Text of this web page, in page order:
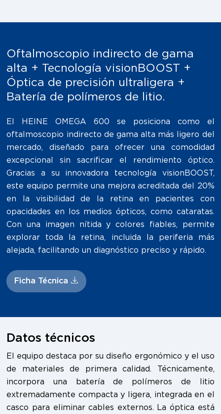
Oftalmoscopio indirecto de gama
alta + Tecnología visionBOOST +
Óptica de precisión ultraligera +
Batería de polímeros de litio.
El HEINE OMEGA 600 se posiciona como el
oftalmoscopio indirecto de gama alta más ligero del
mercado, diseñado para ofrecer una comodidad
excepcional sin sacrificar el rendimiento óptico.
Gracias a su innovadora tecnología visionBOOST,
este equipo permite una mejora acreditada del 20%
en la visibilidad de la retina en pacientes con
opacidades en los medios ópticos, como cataratas.
Con una imagen nítida y colores fiables, permite
explorar toda la retina, incluida la periferia más
alejada, facilitando un diagnóstico preciso y rápido.
Ficha Técnica
Datos técnicos
El equipo destaca por su diseño ergonómico y el uso
de materiales de primera calidad. Técnicamente,
incorpora una batería de polímeros de litio
extremadamente compacta y ligera, integrada en el
casco para eliminar cables externos. La óptica está